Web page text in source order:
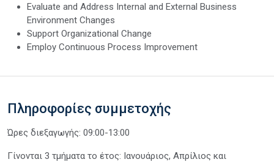
Evaluate and Address Internal and External Business
Environment Changes
Support Organizational Change
Employ Continuous Process Improvement
Πληροφορίες συμμετοχής
Ώρες διεξαγωγής: 09:00-13:00
Γίνονται 3 τμήματα το έτος: Ιανουάριος, Απρίλιος και